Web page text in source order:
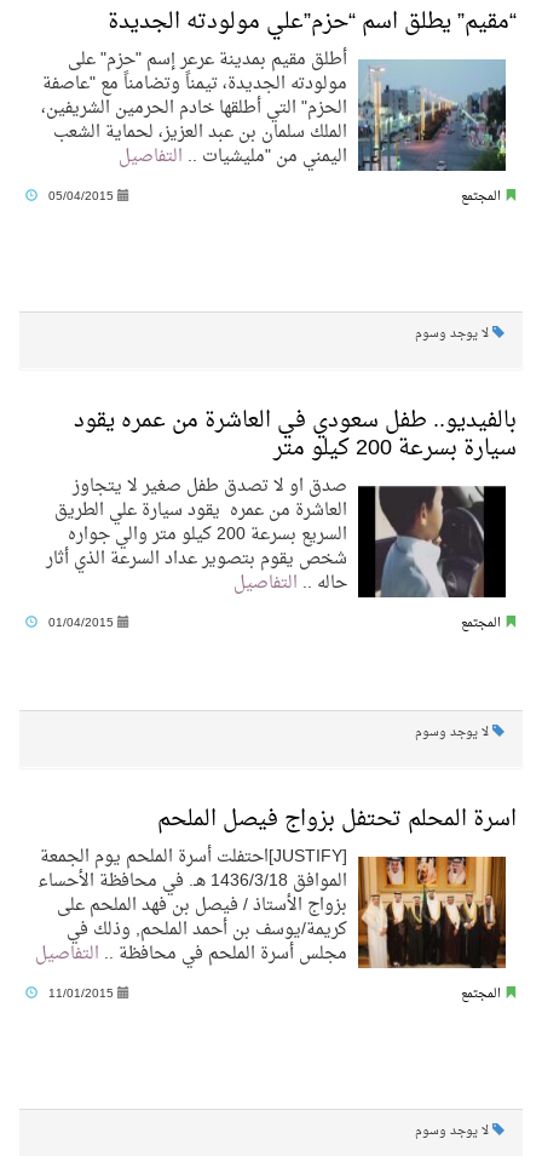
“مقيم” يطلق اسم “حزم”علي مولودته الجديدة
أطلق مقيم بمدينة عرعر إسم "حزم" على
مولودته الجديدة، تيمناً وتضامناً مع "عاصفة
الحزم" التي أطلقها خادم الحرمين الشريفين،
الملك سلمان بن عبد العزيز، لحماية الشعب
اليمني من "مليشيات .. التفاصيل
المجتمع 05/04/2015
لا يوجد وسوم
بالفيديو.. طفل سعودي في العاشرة من عمره يقود
سيارة بسرعة 200 كيلو متر
صدق او لا تصدق طفل صغير لا يتجاوز
العاشرة من عمره يقود سيارة علي الطريق
السريع بسرعة 200 كيلو متر والي جواره
شخص يقوم بتصوير عداد السرعة الذي أثار
حاله .. التفاصيل
المجتمع 01/04/2015
لا يوجد وسوم
اسرة المحلم تحتفل بزواج فيصل الملحم
[JUSTIFY]احتفلت أسرة الملحم يوم الجمعة
الموافق 1436/3/18 هـ. في محافظة الأحساء
بزواج الأستاذ / فيصل بن فهد الملحم على
كريمة/يوسف بن أحمد الملحم, وذلك في
مجلس أسرة الملحم في محافظة .. التفاصيل
المجتمع 11/01/2015
لا يوجد وسوم